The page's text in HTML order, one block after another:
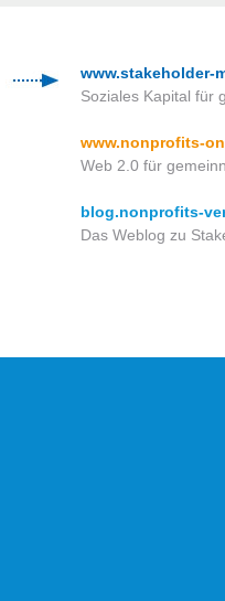
www.stakeholder-
Soziales Kapital für
www.nonprofits-
Web 2.0 für
blog.nonprofits-
Das Weblog zu